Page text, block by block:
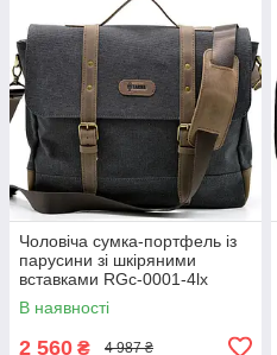
Чоловіча сумка-портфель із
парусини зі шкіряними
вставками RGc-0001-4lx
бренда TARWA
В наявності
2 560 ₴ 4 987 ₴